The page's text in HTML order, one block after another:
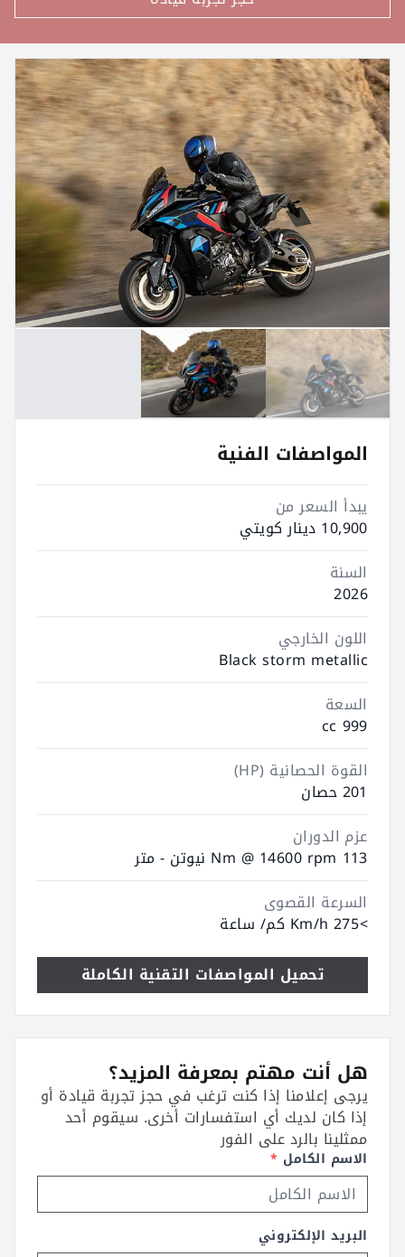
المواصفات الفنية
يبدأ السعر من
10,900 دينار كويتي
السنة
2026
اللون الخارجي
Black storm metallic
السعة
999 cc
القوة الحصانية (HP)
201 حصان
عزم الدوران
113 Nm @ 14600 rpm نيوتن - متر
السرعة القصوى
>275 Km/h كم/ ساعة
تحميل المواصفات التقنية الكاملة
هل أنت مهتم بمعرفة المزيد؟
يرجى إعلامنا إذا كنت ترغب في حجز تجربة قيادة أو
إذا كان لديك أي استفسارات أخرى. سيقوم أحد
ممثلينا بالرد على الفور
الاسم الكامل *
البريد الإلكتروني